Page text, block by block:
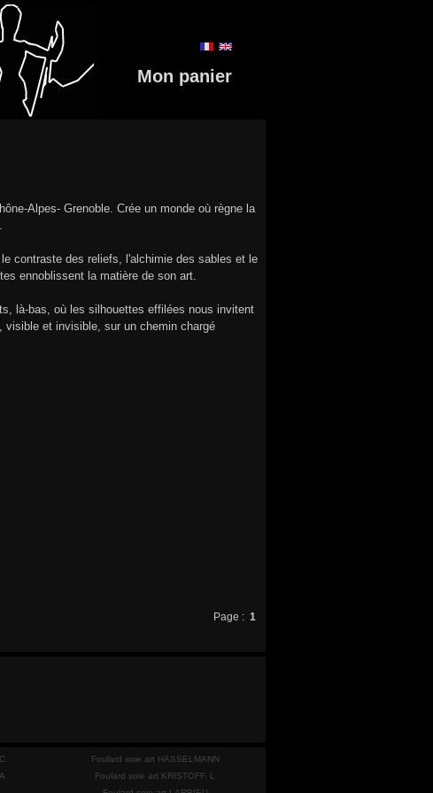
Mon panier
Alpes- Grenoble. Crée un monde où règne la
contraste des reliefs, l'alchimie des sables et le
ennoblissent la matière de son art.
là-bas, où les silhouettes effilées nous invitent
visible et invisible, sur un chemin chargé
Page : 1
Foulard soie art HASSELMANN
Foulard soie art KRISTOFF. L